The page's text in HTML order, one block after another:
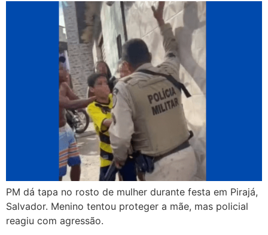
PM dá tapa no rosto de mulher durante festa em Pirajá,
Salvador. Menino tentou proteger a mãe, mas policial
reagiu com agressão.